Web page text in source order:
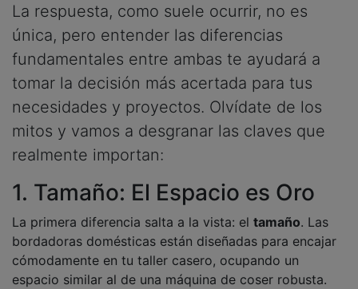
La respuesta, como suele ocurrir, no es
única, pero entender las diferencias
fundamentales entre ambas te ayudará a
tomar la decisión más acertada para tus
necesidades y proyectos. Olvídate de los
mitos y vamos a desgranar las claves que
realmente importan:
1. Tamaño: El Espacio es Oro
La primera diferencia salta a la vista: el tamaño. Las
bordadoras domésticas están diseñadas para encajar
cómodamente en tu taller casero, ocupando un
espacio similar al de una máquina de coser robusta.